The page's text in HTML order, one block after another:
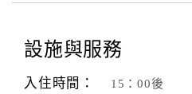
請
設施與服務
入住時間： 15：00後